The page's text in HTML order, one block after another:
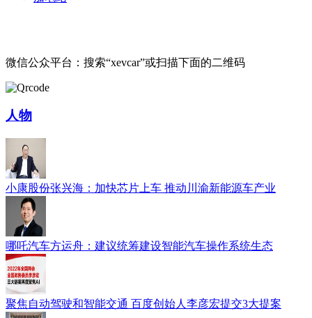
微信公众平台：搜索“xevcar”或扫描下面的二维码
人物
小康股份张兴海：加快芯片上车 推动川渝新能源车产业
哪吒汽车方运舟：建议统筹建设智能汽车操作系统生态
聚焦自动驾驶和智能交通 百度创始人李彦宏提交3大提案